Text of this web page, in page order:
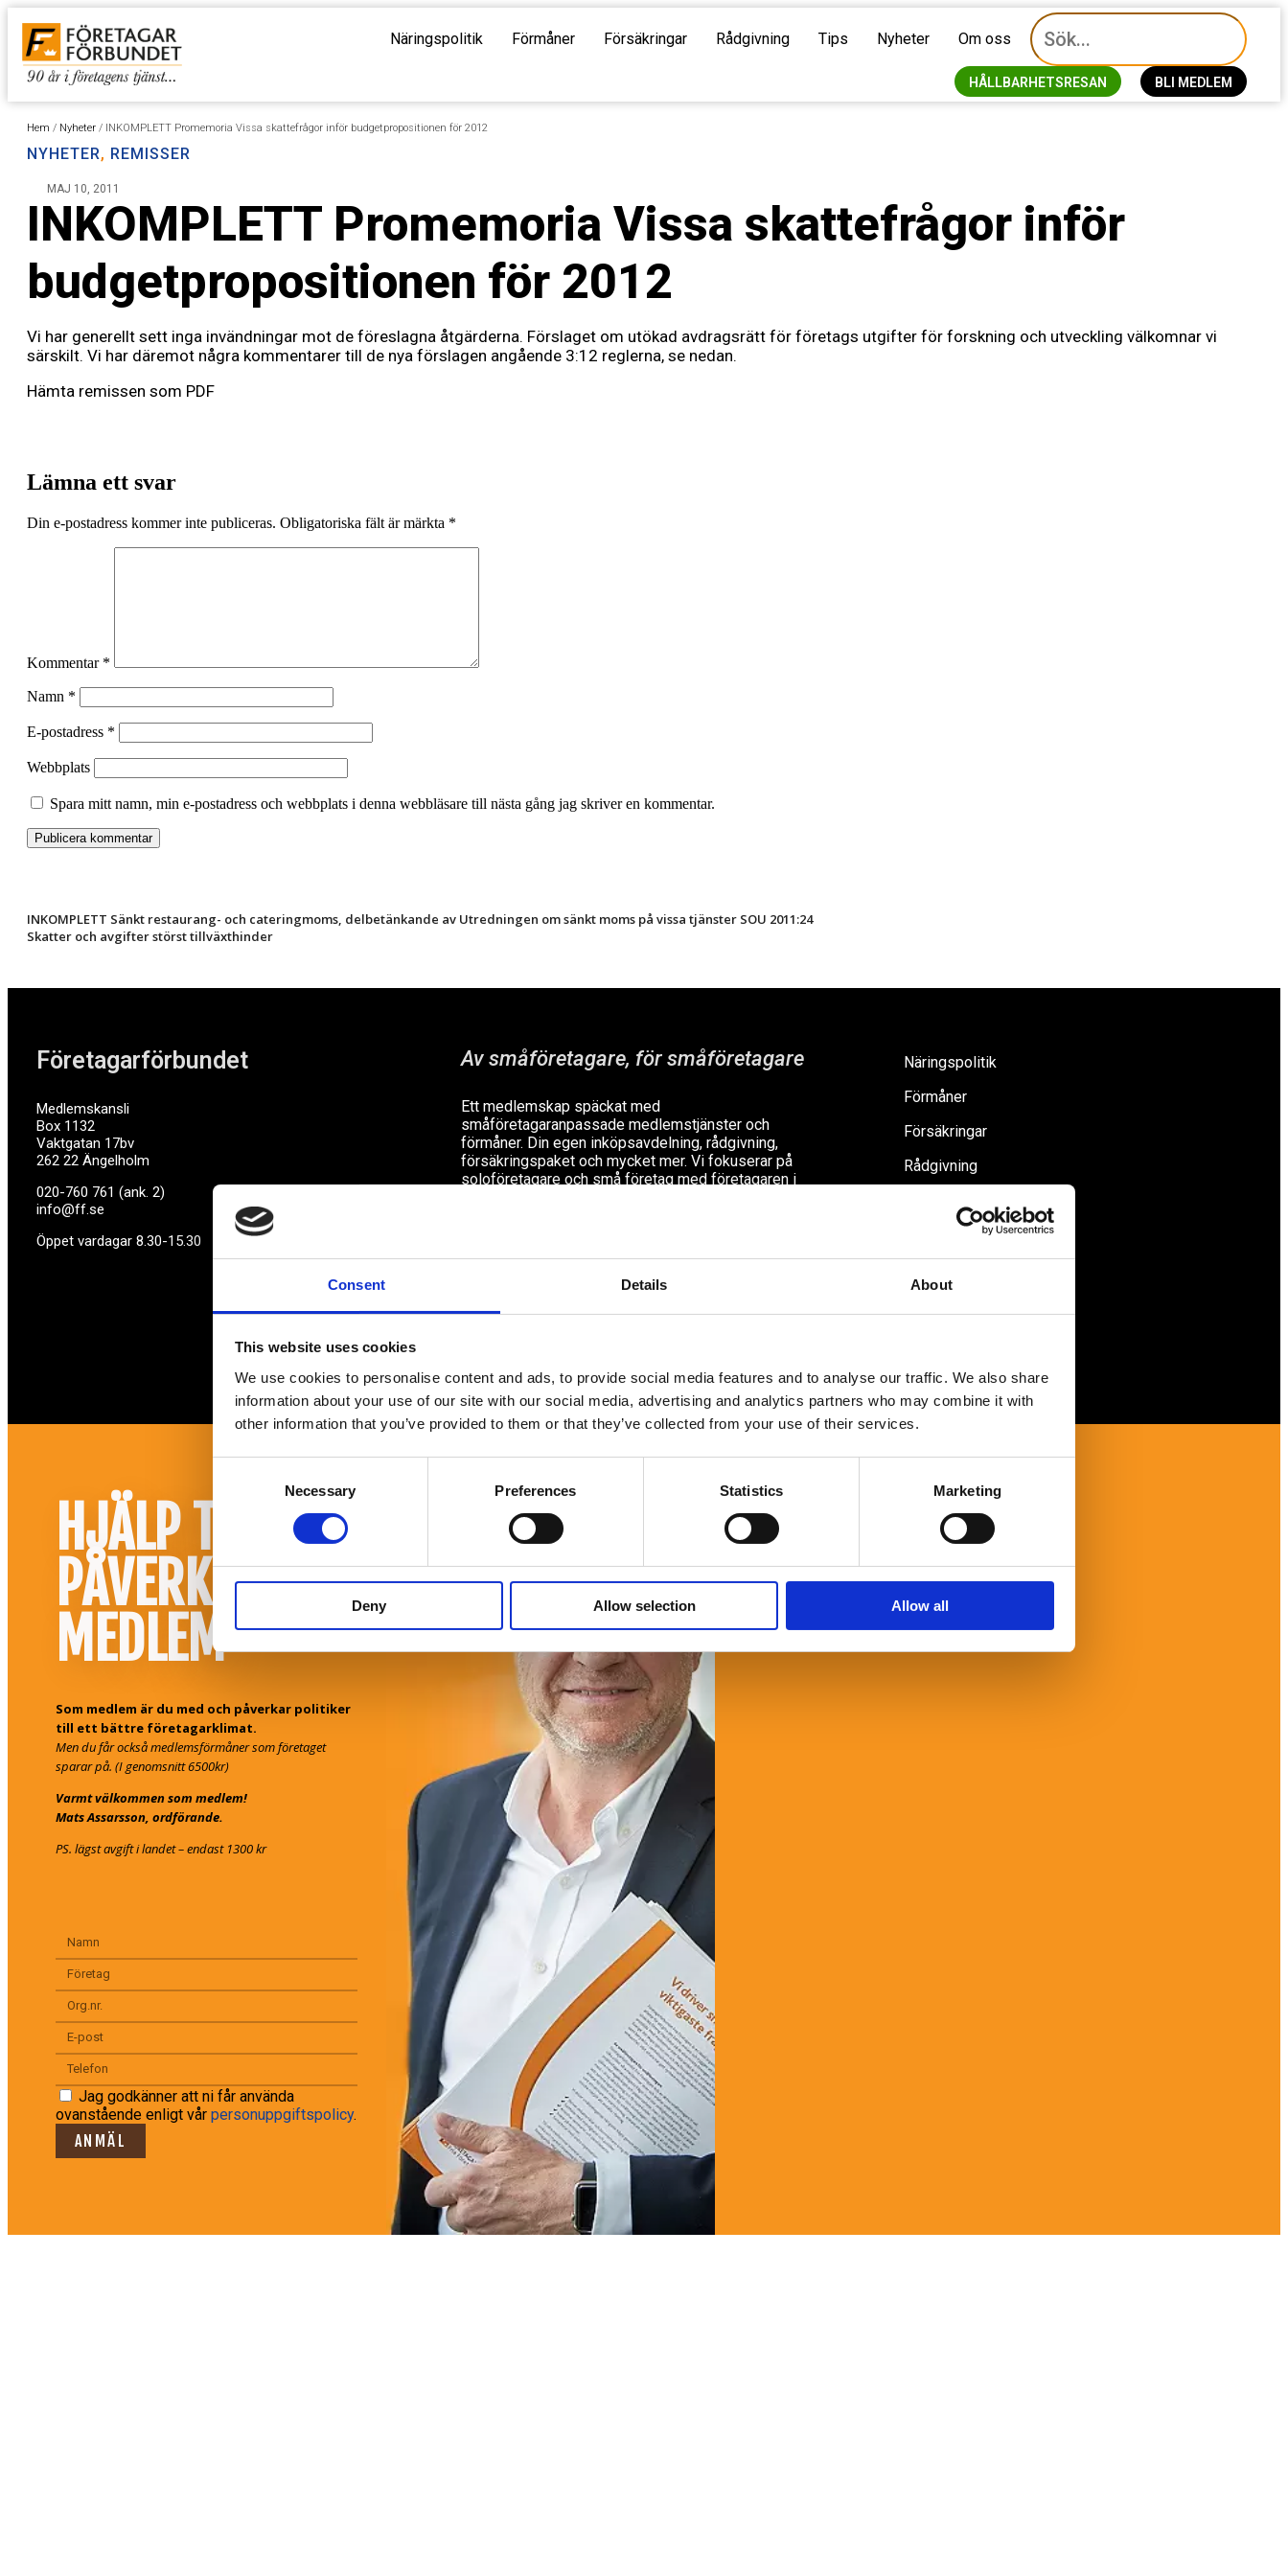
Consent Details About
This website uses cookies
We use cookies to personalise content and ads, to provide social media features and to analyse our traffic. We also share
information about your use of our site with our social media, advertising and analytics partners who may combine it with
other information that you’ve provided to them or that they’ve collected from your use of their services.
Necessary Preferences Statistics Marketing
Deny Allow selection Allow all
Näringspolitik Förmåner Försäkringar Rådgivning Tips Nyheter Om oss
HÅLLBARHETSRESAN BLI MEDLEM
Hem / Nyheter / INKOMPLETT Promemoria Vissa skattefrågor inför budgetpropositionen för 2012
NYHETER, REMISSER
MAJ 10, 2011
INKOMPLETT Promemoria Vissa skattefrågor inför
budgetpropositionen för 2012
Vi har generellt sett inga invändningar mot de föreslagna åtgärderna. Förslaget om utökad avdragsrätt för företags utgifter för forskning och utveckling välkomnar vi
särskilt. Vi har däremot några kommentarer till de nya förslagen angående 3:12 reglerna, se nedan.
Hämta remissen som PDF
Lämna ett svar
Din e-postadress kommer inte publiceras. Obligatoriska fält är märkta *
Kommentar *
Namn *
E-postadress *
Webbplats
Spara mitt namn, min e-postadress och webbplats i denna webbläsare till nästa gång jag skriver en kommentar.
INKOMPLETT Sänkt restaurang- och cateringmoms, delbetänkande av Utredningen om sänkt moms på vissa tjänster SOU 2011:24
Skatter och avgifter störst tillväxthinder
Företagarförbundet
Medlemskansli
Box 1132
Vaktgatan 17bv
262 22 Ängelholm
020-760 761 (ank. 2)
info@ff.se
Öppet vardagar 8.30-15.30
Av småföretagare, för småföretagare
Ett medlemskap späckat med
småföretagaranpassade medlemstjänster och
förmåner. Din egen inköpsavdelning, rådgivning,
försäkringspaket och mycket mer. Vi fokuserar på
soloföretagare och små företag med företagaren i
Näringspolitik
Förmåner
Försäkringar
Rådgivning
© Fria Företagare|Wapp Media AB
HJÄLP TILL ATT
PÅVERKA! BLI
MEDLEM
Som medlem är du med och påverkar politiker
till ett bättre företagarklimat.
Men du får också medlemsförmåner som företaget
sparar på. (I genomsnitt 6500kr)
Varmt välkommen som medlem!
Mats Assarsson, ordförande.
PS. lägst avgift i landet – endast 1300 kr
Jag godkänner att ni får använda
ovanstående enligt vår personuppgiftspolicy.
ANMÄL